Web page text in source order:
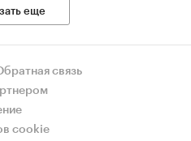
еще
связь
cookie